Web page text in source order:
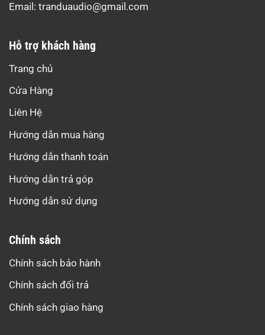
Email: tranduaudio@gmail.com
Hỗ trợ khách hàng
Trang chủ
Cửa Hàng
Liên Hệ
Hướng dẫn mua hàng
Hướng dẫn thanh toán
Hướng dẫn trả góp
Hướng dẫn sử dụng
Chính sách
Chính sách bảo hành
Chính sách đổi trả
Chính sách giao hàng